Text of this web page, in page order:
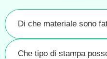
Di che materiale sono
Che tipo di stampa